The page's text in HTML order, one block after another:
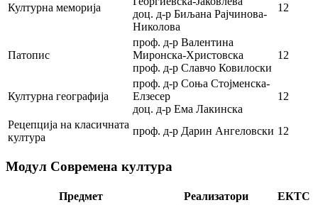
Културна меморија
доц. д-р Биљана Рајчинова-
Николова
12
Патопис
проф. д-р Валентина
Миронска-Христовска
проф. д-р Славчо Ковилоски
12
Културна географија
проф. д-р Соња Стојменска-
Елзесер
доц. д-р Ема Лакинска
12
Рецепција на класичната
култура
проф. д-р Дарин Ангеловски 12
Модул Современа култура
Предмет Реализатори ЕКТС